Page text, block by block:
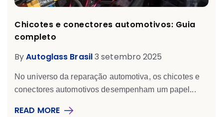
Chicotes e conectores automotivos: Guia
completo
ByAutoglass Brasil3 setembro 2025
No universo da reparação automotiva, os chicotes e
conectores automotivos desempenham um papel...
READ MORE